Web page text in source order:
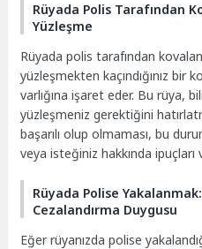
Rüyada Polis Tarafından
Yüzleşme
Rüyada polis tarafından
yüzleşmekten kaçındığınız bir
varlığına işaret eder. Bu rüya,
yüzleşmeniz gerektiğini
başarılı olup olmaması, bu
veya isteğiniz hakkında ipuçları
Rüyada Polise
Cezalandırma Duygusu
Eğer rüyanızda polise